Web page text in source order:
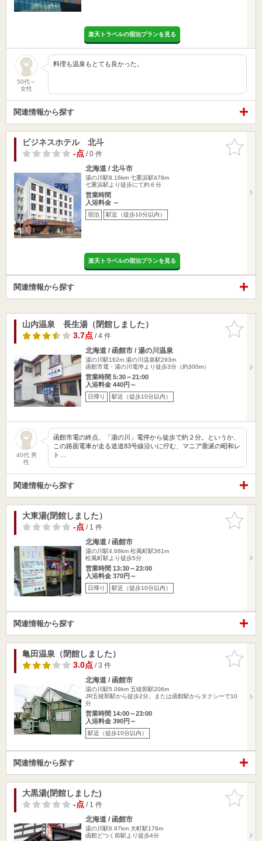
楽天トラベルの宿泊プランを見る
50代～
女性
料理も温泉もとても良かった。
関連情報から探す
お気に入
りに追加
ビジネスホテル 北斗
-点/ 0 件
北海道 / 北斗市
湯の川駅8.16km 七重浜駅478m
七重浜駅より徒歩にて約６分
営業時間
入浴料金 ～
宿泊 駅近（徒歩10分以内）
楽天トラベルの宿泊プランを見る
関連情報から探す
お気に入
りに追加
山内温泉 長生湯（閉館しました）
3.7点/ 4 件
北海道 / 函館市 / 湯の川温泉
湯の川駅162m 湯の川温泉駅293m
函館市電・湯の川電停より徒歩3分（約300m）
営業時間 5:30～21:00
入浴料金 440円～
日帰り 駅近（徒歩10分以内）
40代 男
性
函館市電の終点、「湯の川」電停から徒歩で約２分。というか、
この路面電車が走る道道83号線沿いに佇む、マニア垂涎の昭和レ
ト…
関連情報から探す
お気に入
りに追加
大東湯(閉館しました）
-点/ 1 件
北海道 / 函館市
湯の川駅4.68km 松風町駅361m
松風町駅より徒歩5分
営業時間 13:30～23:00
入浴料金 370円～
日帰り 駅近（徒歩10分以内）
関連情報から探す
お気に入
りに追加
亀田温泉（閉館しました）
3.0点/ 3 件
北海道 / 函館市
湯の川駅5.09km 五稜郭駅206m
JR五稜郭駅から徒歩2分。または函館駅からタクシーで10
分
営業時間 14:00～23:00
入浴料金 390円～
駅近（徒歩10分以内）
関連情報から探す
お気に入
りに追加
大黒湯(閉館しました)
-点/ 1 件
北海道 / 函館市
湯の川駅6.97km 大町駅176m
函館どつく前駅より徒歩4分